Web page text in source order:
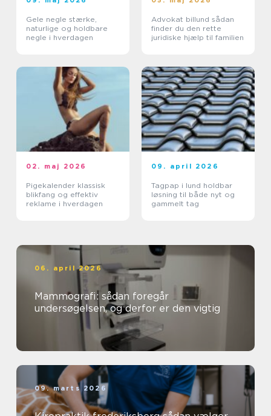
Gele negle stærke,
naturlige og holdbare
negle i hverdagen
Advokat billund sådan
finder du den rette
juridiske hjælp til familien
02. maj 2026
Pigekalender klassisk
blikfang og effektiv
reklame i hverdagen
09. april 2026
Tagpap i lund holdbar
løsning til både nyt og
gammelt tag
06. april 2026
Mammografi: sådan foregår
undersøgelsen, og derfor er den vigtig
09. marts 2026